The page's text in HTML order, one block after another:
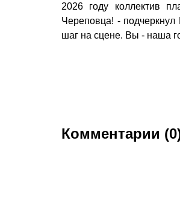
2026 году коллектив
Череповца! -
шаг на сцене. Вы - наша
Комментарии